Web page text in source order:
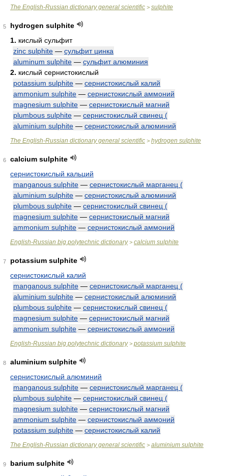
The English-Russian dictionary general scientific > sulphite
5
hydrogen sulphite
1. кислый сульфит
zinc sulphite — сульфит цинка
aluminum sulphite — сульфит алюминия
2. кислый сернистокислый
potassium sulphite — сернистокислый калий
ammonium sulphite — сернистокислый аммоний
magnesium sulphite — сернистокислый магний
plumbous sulphite — сернистокислый свинец (
aluminium sulphite — сернистокислый алюминий
The English-Russian dictionary general scientific > hydrogen sulphite
6
calcium sulphite
сернистокислый кальций
manganous sulphite — сернистокислый марганец (
aluminium sulphite — сернистокислый алюминий
plumbous sulphite — сернистокислый свинец (
magnesium sulphite — сернистокислый магний
ammonium sulphite — сернистокислый аммоний
English-Russian big polytechnic dictionary> calcium sulphite
7
potassium sulphite
сернистокислый калий
manganous sulphite — сернистокислый марганец (
aluminium sulphite — сернистокислый алюминий
plumbous sulphite — сернистокислый свинец (
magnesium sulphite — сернистокислый магний
ammonium sulphite — сернистокислый аммоний
English-Russian big polytechnic dictionary> potassium sulphite
8
aluminium sulphite
сернистокислый алюминий
manganous sulphite — сернистокислый марганец (
plumbous sulphite — сернистокислый свинец (
magnesium sulphite — сернистокислый магний
ammonium sulphite — сернистокислый аммоний
potassium sulphite — сернистокислый калий
The English-Russian dictionary general scientific > aluminium sulphite
9
barium sulphite